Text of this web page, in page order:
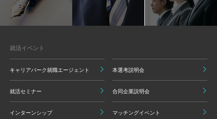
就活イベント
キャリアパーク就職エージェント 本選考説明会
就活セミナー 合同企業説明会
インターンシップ マッチングイベント